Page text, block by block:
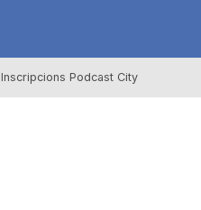
Inscripcions Podcast City